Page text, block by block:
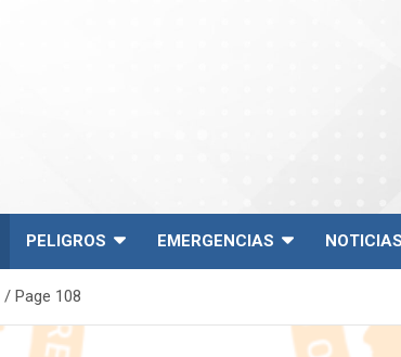
PELIGROS EMERGENCIAS NOTICIAS
Page 108